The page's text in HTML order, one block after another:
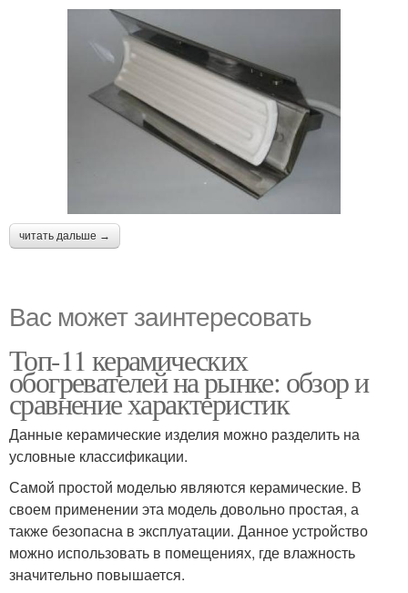
читать дальше →
Вас может заинтересовать
Топ-11 керамических
обогревателей на рынке: обзор и
сравнение характеристик
Данные керамические изделия можно разделить на
условные классификации.
Самой простой моделью являются керамические. В
своем применении эта модель довольно простая, а
также безопасна в эксплуатации. Данное устройство
можно использовать в помещениях, где влажность
значительно повышается.